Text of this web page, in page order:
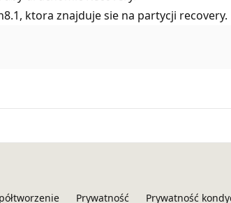
ktora znajduje sie na partycji recovery.
Prywatność Prywatność